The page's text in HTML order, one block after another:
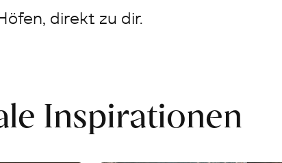
direkt zu dir.
Inspirationen